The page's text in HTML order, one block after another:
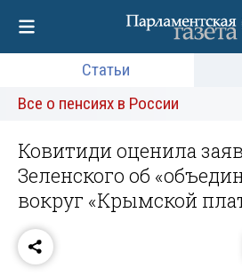
Статьи
Все о пенсиях в России
Ковитиди оценила
Зеленского об
вокруг «Крымской